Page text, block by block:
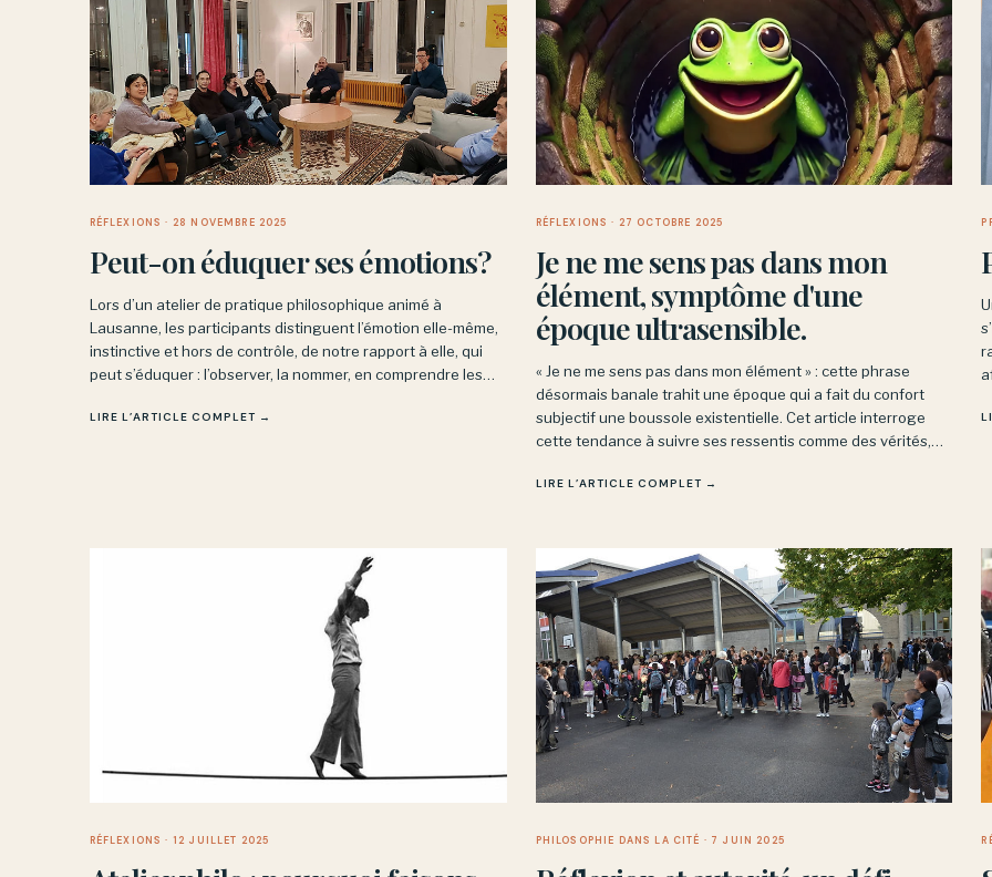
RÉFLEXIONS · 28 NOVEMBRE 2025
Peut-on éduquer ses émotions?
Lors d’un atelier de pratique philosophique animé à
Lausanne, les participants distinguent l’émotion elle-même,
instinctive et hors de contrôle, de notre rapport à elle, qui
peut s’éduquer : l’observer, la nommer, en comprendre les
intelligence émotionnelle.
LIRE L’ARTICLE COMPLET →
RÉFLEXIONS · 27 OCTOBRE 2025
Je ne me sens pas dans mon
élément, symptôme d'une
époque ultrasensible.
« Je ne me sens pas dans mon élément » : cette phrase
désormais banale trahit une époque qui a fait du confort
subjectif une boussole existentielle. Cet article interroge
cette tendance à suivre ses ressentis comme des vérités,
ce qui résiste.
LIRE L’ARTICLE COMPLET →
RÉFLEXIONS · 12 JUILLET 2025 PHILOSOPHIE DANS LA CITÉ · 7 JUIN 2025